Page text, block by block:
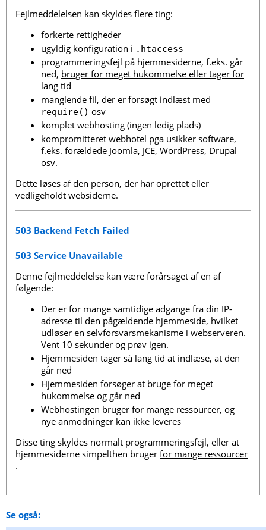
Fejlmeddelelsen kan skyldes flere ting:
forkerte rettigheder
ugyldig konfiguration i .htaccess
programmeringsfejl på hjemmesiderne, f.eks. går
ned, bruger for meget hukommelse eller tager for
lang tid
manglende fil, der er forsøgt indlæst med
require() osv
komplet webhosting (ingen ledig plads)
kompromitteret webhotel pga usikker software,
f.eks. forældede Joomla, JCE, WordPress, Drupal
osv.
Dette løses af den person, der har oprettet eller
vedligeholdt websiderne.
503 Backend Fetch Failed
503 Service Unavailable
Denne fejlmeddelelse kan være forårsaget af en af
følgende:
Der er for mange samtidige adgange fra din IP-
adresse til den pågældende hjemmeside, hvilket
udløser en selvforsvarsmekanisme i webserveren.
Vent 10 sekunder og prøv igen.
Hjemmesiden tager så lang tid at indlæse, at den
går ned
Hjemmesiden forsøger at bruge for meget
hukommelse og går ned
Webhostingen bruger for mange ressourcer, og
nye anmodninger kan ikke leveres
Disse ting skyldes normalt programmeringsfejl, eller at
hjemmesiderne simpelthen bruger for mange ressourcer
.
Se også: